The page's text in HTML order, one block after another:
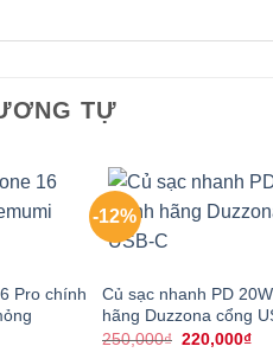
TỰ
Pro chính
-12%
Củ sạc nhanh PD
hãng Duzzona cổng
250,000₫ Giá
220,000₫Giá